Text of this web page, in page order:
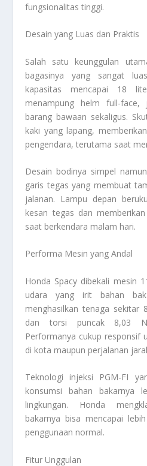
fungsionalitas tinggi.
Desain yang Luas dan Praktis
Salah satu keunggulan
bagasinya yang sangat
kapasitas mencapai 18
menampung helm full-face,
barang bawaan sekaligus.
kaki yang lapang,
pengendara, terutama saat
Desain bodinya simpel
garis tegas yang membuat
jalanan. Lampu depan
kesan tegas dan
saat berkendara malam hari.
Performa Mesin yang Andal
Honda Spacy dibekali mesin
udara yang irit bahan
menghasilkan tenaga sekitar
dan torsi puncak 8,03
Performanya cukup responsif
di kota maupun perjalanan
Teknologi injeksi PGM-FI
konsumsi bahan bakarnya
lingkungan. Honda
bakarnya bisa mencapai
penggunaan normal.
Fitur Unggulan